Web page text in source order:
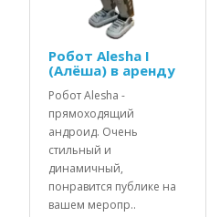
Робот Alesha I
(Алёша) в аренду
Робот Alesha -
прямоходящий
андроид. Очень
стильный и
динамичный,
понравится публике на
вашем меропр..